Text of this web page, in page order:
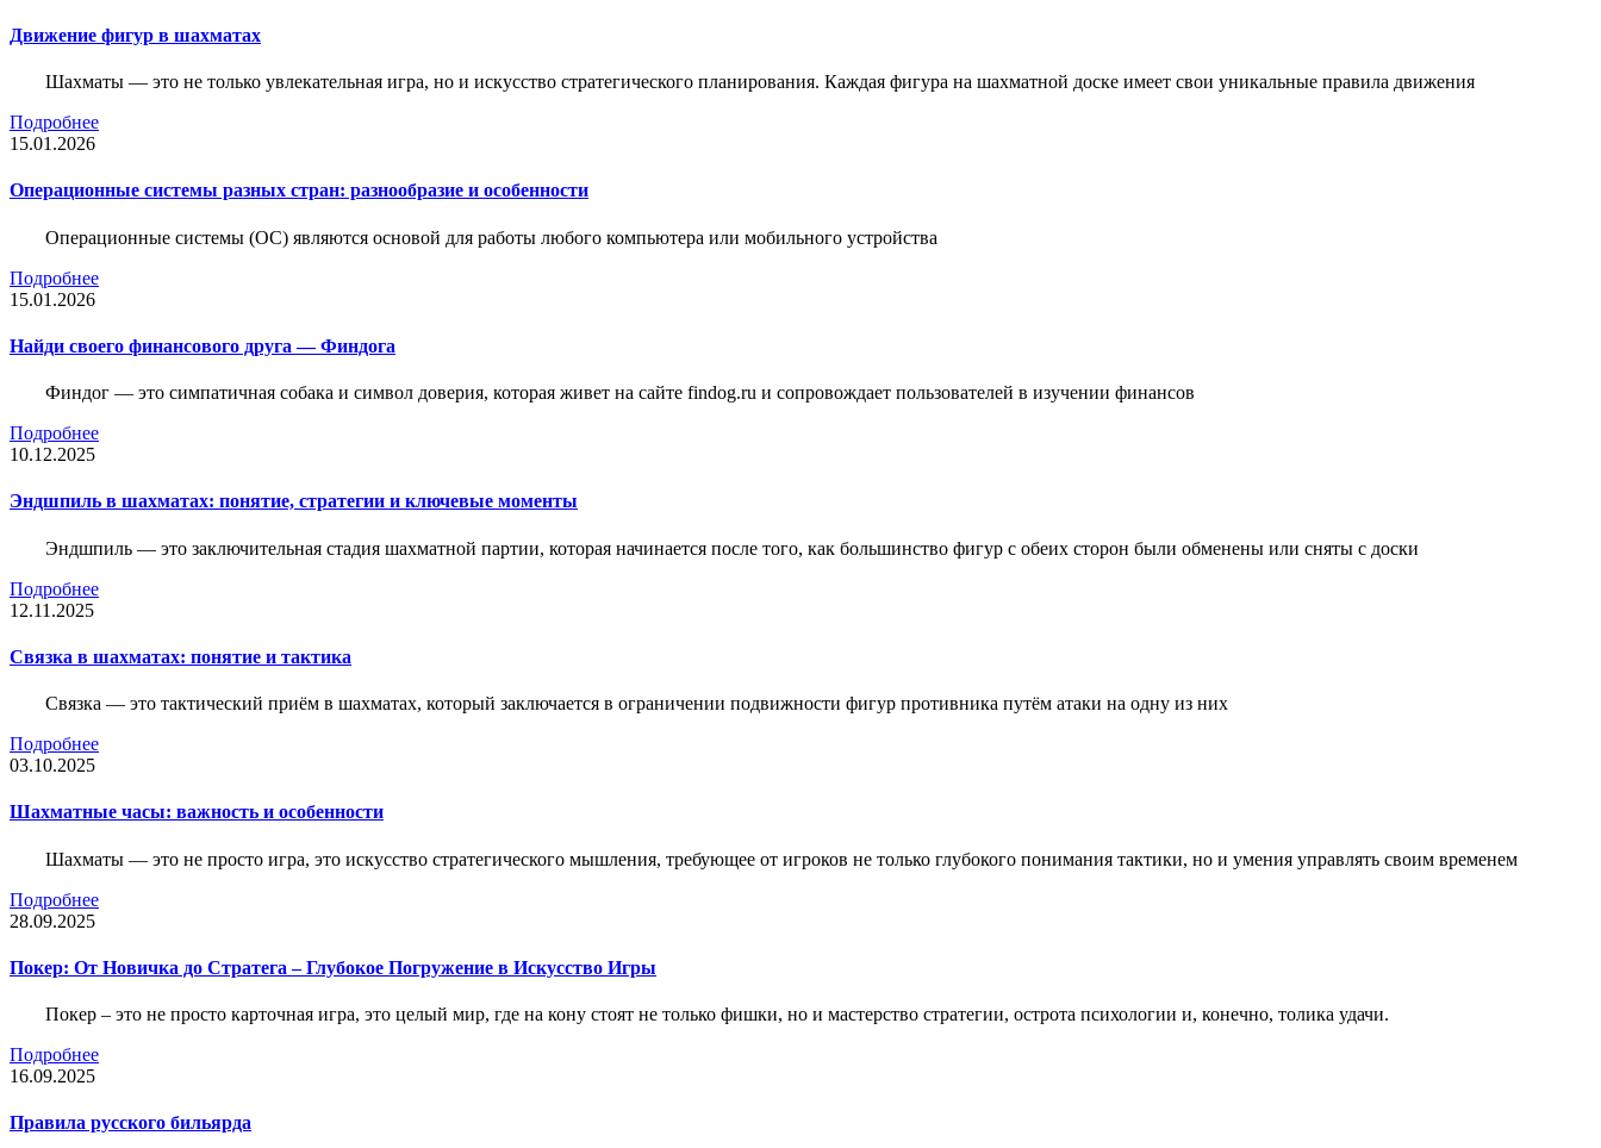
Движение фигур в шахматах
Шахматы — это не только увлекательная игра, но и искусство стратегического планирования. Каждая фигура на шахматной доске имеет свои уникальные правила движения
Подробнее
15.01.2026
Операционные системы разных стран: разнообразие и особенности
Операционные системы (ОС) являются основой для работы любого компьютера или мобильного устройства
Подробнее
15.01.2026
Найди своего финансового друга — Финдога
Финдог — это симпатичная собака и символ доверия, которая живет на сайте findog.ru и сопровождает пользователей в изучении финансов
Подробнее
10.12.2025
Эндшпиль в шахматах: понятие, стратегии и ключевые моменты
Эндшпиль — это заключительная стадия шахматной партии, которая начинается после того, как большинство фигур с обеих сторон были обменены или сняты с доски
Подробнее
12.11.2025
Связка в шахматах: понятие и тактика
Связка — это тактический приём в шахматах, который заключается в ограничении подвижности фигур противника путём атаки на одну из них
Подробнее
03.10.2025
Шахматные часы: важность и особенности
Шахматы — это не просто игра, это искусство стратегического мышления, требующее от игроков не только глубокого понимания тактики, но и умения управлять своим временем
Подробнее
28.09.2025
Покер: От Новичка до Стратега – Глубокое Погружение в Искусство Игры
Покер – это не просто карточная игра, это целый мир, где на кону стоят не только фишки, но и мастерство стратегии, острота психологии и, конечно, толика удачи.
Подробнее
16.09.2025
Правила русского бильярда